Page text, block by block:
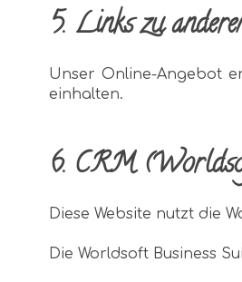
5. Links zu
Unser Online-Angebot
einhalten.
6. CRM
Diese Website nutzt die
Die Worldsoft Business